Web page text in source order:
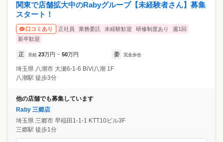
関東で店舗拡大中のRabyグループ【未経験者さん】募集
スタート！
口コミあり 正社員 業務委託 未経験歓迎 研修制度あり
週1回
新卒歓迎
正 月給 23万円 ~ 50万円 委 完全歩合
埼玉県 八潮市 大瀬6-1-6 BiVi八潮 1F
八潮駅 徒歩3分
他の店舗でも募集しています
Raby 三郷店
埼玉県 三郷市 早稲田1-1-1 KTT10ビル3F
三郷駅 徒歩1分